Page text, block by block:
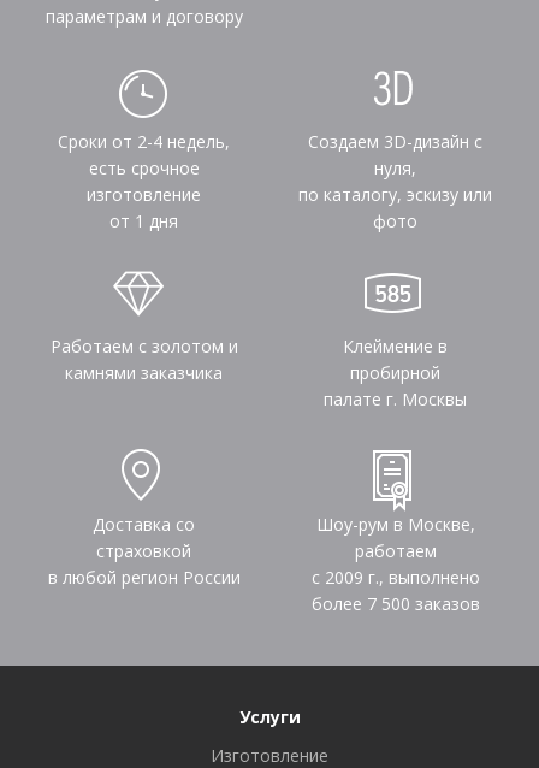
параметрам и договору
Сроки от 2-4 недель,
есть срочное
изготовление
от 1 дня
Создаем 3D-дизайн с
нуля,
по каталогу, эскизу или
фото
Работаем с золотом и
камнями заказчика
Клеймение в
пробирной
палате г. Москвы
Доставка со
страховкой
в любой регион России
Шоу-рум в Москве,
работаем
с 2009 г., выполнено
более 7 500 заказов
Услуги
Изготовление